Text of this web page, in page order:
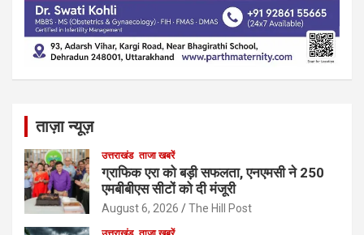
ताज़ा न्यूज़
उत्तराखंड ताजा खबरें
ग्राफिक एरा को बड़ी सफलता, एनएमसी ने 250
एमबीबीएस सीटों को दी मंजूरी
August 6, 2026 The Hill Post